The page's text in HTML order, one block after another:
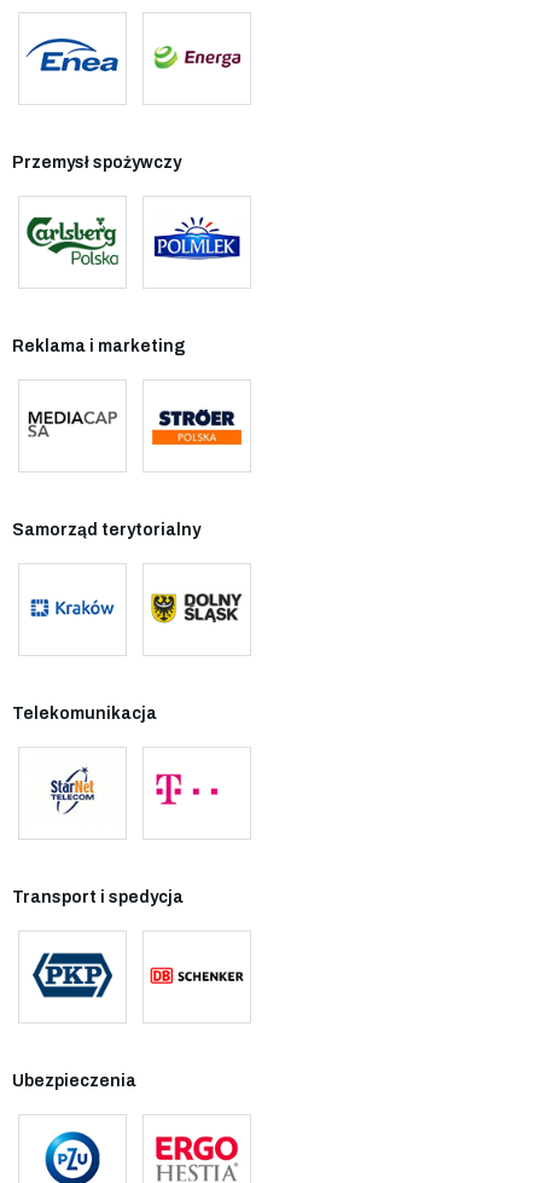
Przemysł spożywczy
Reklama i marketing
Samorząd terytorialny
Telekomunikacja
Transport i spedycja
Ubezpieczenia